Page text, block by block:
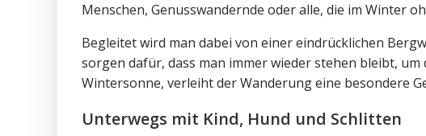
Menschen, Genusswandernde oder alle, die im Winter
Begleitet wird man dabei von einer eindrücklichen
sorgen dafür, dass man immer wieder stehen bleibt,
Wintersonne, verleiht der Wanderung eine besondere
Unterwegs mit Kind, Hund und Schlitten